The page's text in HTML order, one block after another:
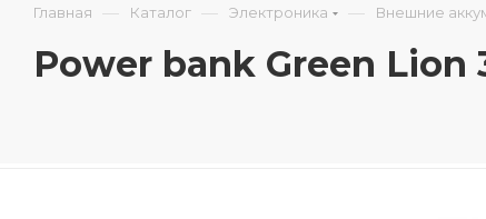
Главная — Каталог — Электроника — Внешние
Power bank Green Lion